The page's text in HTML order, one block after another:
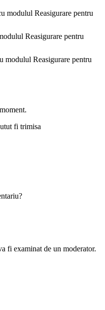
modulul Reasigurare pentru
Reasigurare pentru
modulul Reasigurare pentru
fi trimisa
fi examinat de un moderator.